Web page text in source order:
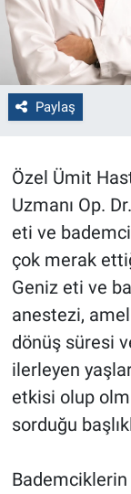
Paylaş
Özel Ümit
Uzmanı Op.
eti ve
çok merak
Geniz eti ve
anestezi,
dönüş süresi
ilerleyen
etkisi olup
sorduğu
Bademciklerin
Bilecik
Kütahya
Gezi
Çevre
Yerel
Magazin
Bilim ve